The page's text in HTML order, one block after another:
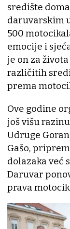
središte
daruvarskim
500
emocije i
je on za
različitih
prema
Ove godine
još višu
Udruge
Gašo,
dolazaka već
Daruvar
prava